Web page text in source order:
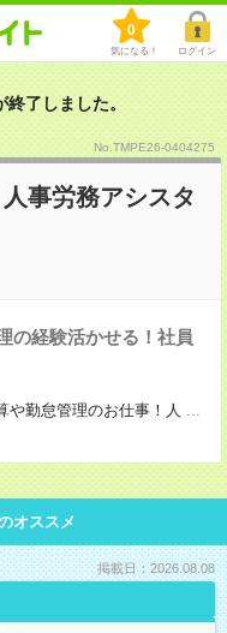
0
気になる！ ログイン
了しました。
No.TMPE26-0404275
事労務アシスタ
の経験活かせる！社員
や勤怠管理のお仕事！人 ...
オススメ
掲載日：2026.08.08